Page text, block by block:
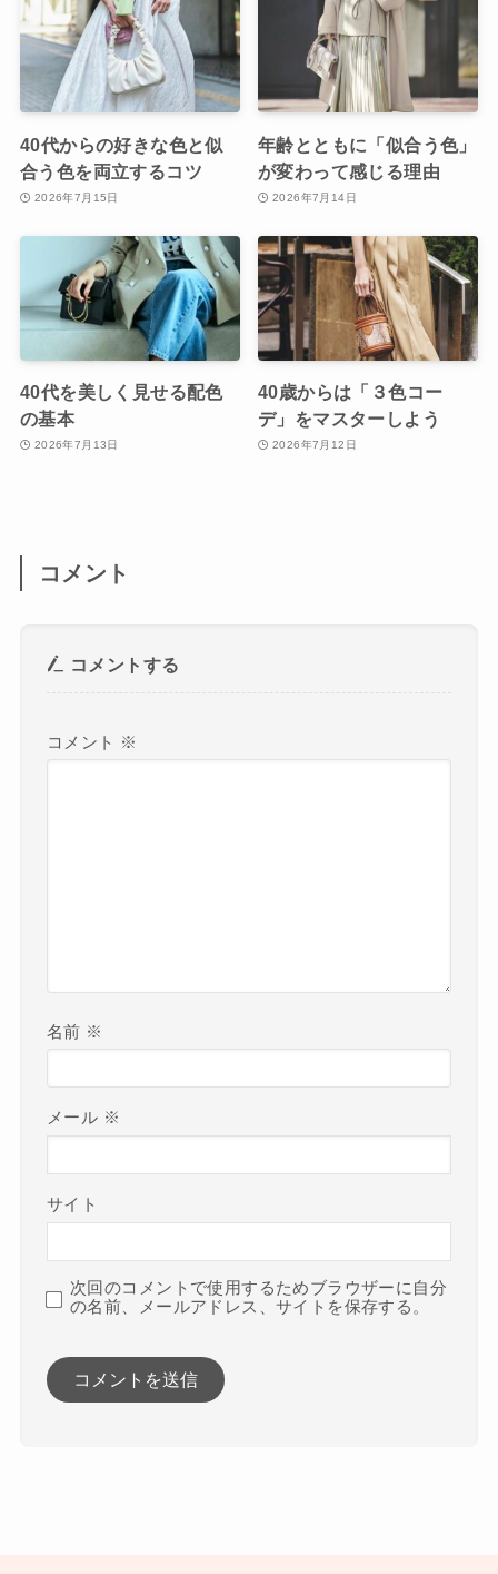
40代からの好きな色と似
合う色を両立するコツ
2026年7月15日
年齢とともに「似合う色」
が変わって感じる理由
2026年7月14日
40代を美しく見せる配色
の基本
2026年7月13日
40歳からは「３色コー
デ」をマスターしよう
2026年7月12日
コメント
コメントする
コメント ※
名前 ※
メール ※
サイト
次回のコメントで使用するためブラウザーに自分
の名前、メールアドレス、サイトを保存する。